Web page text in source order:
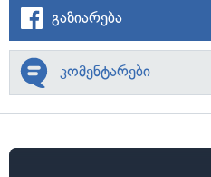
გაზიარება
კომენტარები